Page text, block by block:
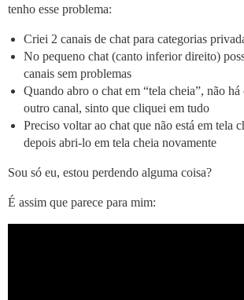
tenho esse problema:
Criei 2 canais de chat para categorias
No pequeno chat (canto inferior direito)
canais sem problemas
Quando abro o chat em “tela cheia”, não
outro canal, sinto que cliquei em tudo
Preciso voltar ao chat que não está em tela
depois abri-lo em tela cheia novamente
Sou só eu, estou perdendo alguma coisa?
É assim que parece para mim: